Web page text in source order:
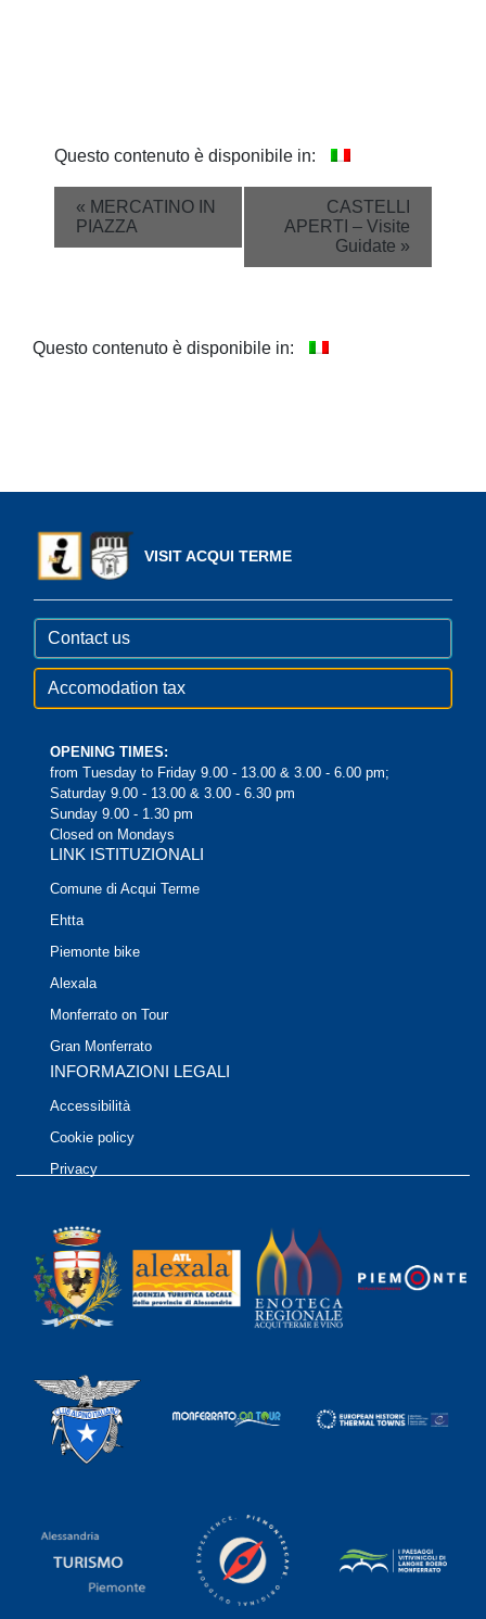
Questo contenuto è disponibile in:
Event
Navigation
« MERCATINO IN
PIAZZA
CASTELLI
APERTI – Visite
Guidate »
Questo contenuto è disponibile in:
VISIT ACQUI TERME
Contact us
Accomodation tax
OPENING TIMES:
from Tuesday to Friday 9.00 - 13.00 & 3.00 - 6.00 pm;
Saturday 9.00 - 13.00 & 3.00 - 6.30 pm
Sunday 9.00 - 1.30 pm
Closed on Mondays
LINK ISTITUZIONALI
Comune di Acqui Terme
Ehtta
Piemonte bike
Alexala
Monferrato on Tour
Gran Monferrato
INFORMAZIONI LEGALI
Accessibilità
Cookie policy
Privacy